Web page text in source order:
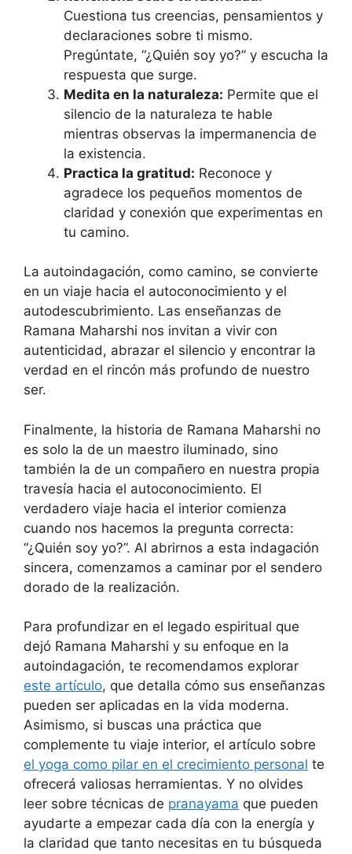
Cuestiona tus creencias, pensamientos y
declaraciones sobre ti mismo.
Pregúntate, “¿Quién soy yo?” y escucha la
respuesta que surge.
Medita en la naturaleza: Permite que el
silencio de la naturaleza te hable
mientras observas la impermanencia de
la existencia.
Practica la gratitud: Reconoce y
agradece los pequeños momentos de
claridad y conexión que experimentas en
tu camino.
La autoindagación, como camino, se convierte
en un viaje hacia el autoconocimiento y el
autodescubrimiento. Las enseñanzas de
Ramana Maharshi nos invitan a vivir con
autenticidad, abrazar el silencio y encontrar la
verdad en el rincón más profundo de nuestro
ser.
Finalmente, la historia de Ramana Maharshi no
es solo la de un maestro iluminado, sino
también la de un compañero en nuestra propia
travesía hacia el autoconocimiento. El
verdadero viaje hacia el interior comienza
cuando nos hacemos la pregunta correcta:
“¿Quién soy yo?”. Al abrirnos a esta indagación
sincera, comenzamos a caminar por el sendero
dorado de la realización.
Para profundizar en el legado espiritual que
dejó Ramana Maharshi y su enfoque en la
autoindagación, te recomendamos explorar
este artículo, que detalla cómo sus enseñanzas
pueden ser aplicadas en la vida moderna.
Asimismo, si buscas una práctica que
complemente tu viaje interior, el artículo sobre
el yoga como pilar en el crecimiento personal te
ofrecerá valiosas herramientas. Y no olvides
leer sobre técnicas de pranayama que pueden
ayudarte a empezar cada día con la energía y
la claridad que tanto necesitas en tu búsqueda